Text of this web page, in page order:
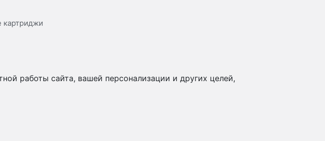
картриджи
работы сайта, вашей персонализации и других целей,